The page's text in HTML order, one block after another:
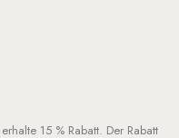
15 % Rabatt. Der Rabatt